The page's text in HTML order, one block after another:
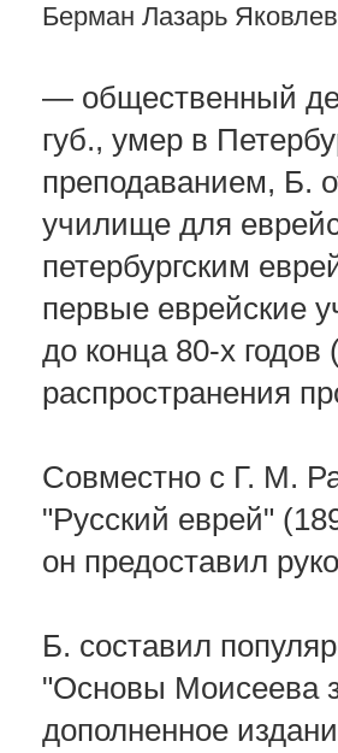
Берман Лазарь
— общественный
губ., умер в
преподаванием, Б.
училище для
петербургским
первые еврейские
до конца 80-х
распространения
Совместно с Г. М.
"Русский еврей"
он предоставил
Б. составил
"Основы Моисеева
дополненное